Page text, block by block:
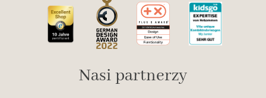
Nasi partnerzy